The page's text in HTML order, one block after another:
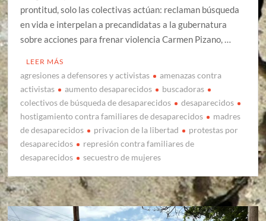
prontitud, solo las colectivas actúan: reclaman búsqueda
en vida e interpelan a precandidatas a la gubernatura
sobre acciones para frenar violencia Carmen Pizano, …
LEER MÁS
agresiones a defensores y activistas
amenazas contra
activistas
aumento desaparecidos
buscadoras
colectivos de búsqueda de desaparecidos
desaparecidos
hostigamiento contra familiares de desaparecidos
madres
de desaparecidos
privacion de la libertad
protestas por
desaparecidos
represión contra familiares de
desaparecidos
secuestro de mujeres